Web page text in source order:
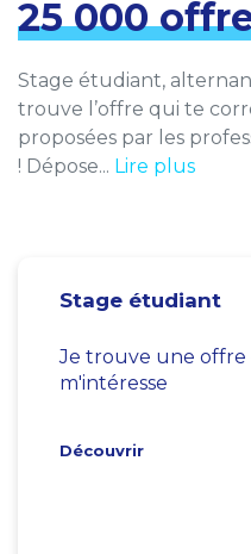
25 000
Stage étudiant,
trouve l’offre qui te
proposées par les
! Dépose... Lire plus
Stage étudiant
Je trouve une
m'intéresse
Découvrir